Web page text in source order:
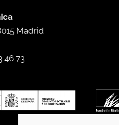
Madrid
46 73